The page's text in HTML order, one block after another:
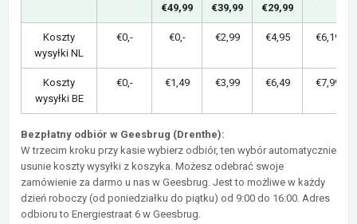
€49,99
€39,99
€29,99
Koszty
wysyłki NL
€0,- €0,- €2,99 €4,95 €6,19
Koszty
wysyłki BE
€0,- €1,49 €3,99 €6,49 €7,99
Bezpłatny odbiór w Geesbrug (Drenthe):
W trzecim kroku przy kasie wybierz odbiór, ten wybór automatycznie
usunie koszty wysyłki z koszyka. Możesz odebrać swoje
zamówienie za darmo u nas w Geesbrug. Jest to możliwe w każdy
dzień roboczy (od poniedziałku do piątku) od 9:00 do 16:00. Adres
odbioru to Energiestraat 6 w Geesbrug.